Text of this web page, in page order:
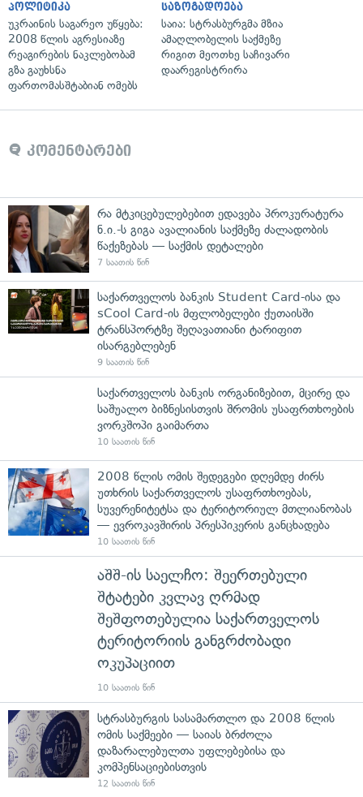
პოლიტიკა
უკრაინის საგარეო უწყება:
2008 წლის აგრესიაზე
რეაგირების ნაკლებობამ
გზა გაუხსნა
ფართომასშტაბიან ომებს
საზოგადოება
საია: სტრასბურგმა მზია
ამაღლობელის საქმეზე
რიგით მეოთხე საჩივარი
დაარეგისტრირა
კომენტარები
რა მტკიცებულებებით ედავება პროკურატურა
ნ.ი.-ს გიგა ავალიანის საქმეზე ძალადობის
წაქეზებას — საქმის დეტალები
7 საათის წინ
საქართველოს ბანკის Student Card-ისა და
sCool Card-ის მფლობელები ქუთაისში
ტრანსპორტზე შეღავათიანი ტარიფით
ისარგებლებენ
9 საათის წინ
საქართველოს ბანკის ორგანიზებით, მცირე და
საშუალო ბიზნესისთვის შრომის უსაფრთხოების
ვორკშოპი გაიმართა
10 საათის წინ
2008 წლის ომის შედეგები დღემდე ძირს
უთხრის საქართველოს უსაფრთხოებას,
სუვერენიტეტსა და ტერიტორიულ მთლიანობას
— ევროკავშირის პრესპიკერის განცხადება
10 საათის წინ
აშშ-ის საელჩო: შეერთებული
შტატები კვლავ ღრმად
შეშფოთებულია საქართველოს
ტერიტორიის განგრძობადი
ოკუპაციით
10 საათის წინ
სტრასბურგის სასამართლო და 2008 წლის
ომის საქმეები — საიას ბრძოლა
დაზარალებულთა უფლებებისა და
კომპენსაციებისთვის
12 საათის წინ